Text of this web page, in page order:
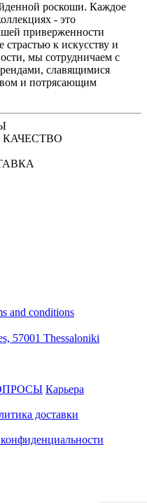
роскоши. Каждое
- это
приверженности
к искусству и
мы сотрудничаем с
славящимися
и потрясающим
and conditions
57001 Thessaloniki
Карьера
доставки